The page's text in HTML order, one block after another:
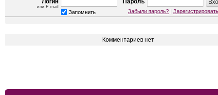
Логин
или E-mail
Пароль
Запомнить Забыли пароль? |
Комментариев нет